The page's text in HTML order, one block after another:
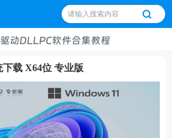
驱动DLLPC软件合集教程
下载 X64位 专业版